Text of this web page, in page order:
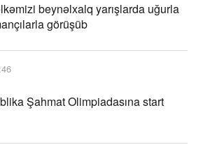
beynəlxalq yarışlarda uğurla
görüşüb
Şahmat Olimpiadasına start